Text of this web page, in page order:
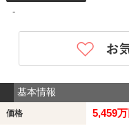
-
基本情報
価格 5,459万